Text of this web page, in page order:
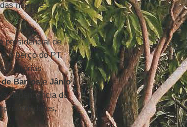
na rede",
presidencial de
o berço do PT.
vitórias
BarroseJânio
dependência do